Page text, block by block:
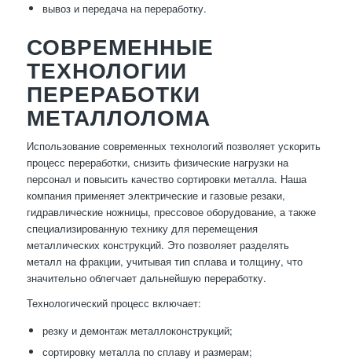
вывоз и передача на переработку.
СОВРЕМЕННЫЕ
ТЕХНОЛОГИИ
ПЕРЕРАБОТКИ
МЕТАЛЛОЛОМА
Использование современных технологий позволяет ускорить
процесс переработки, снизить физические нагрузки на
персонал и повысить качество сортировки металла. Наша
компания применяет электрические и газовые резаки,
гидравлические ножницы, прессовое оборудование, а также
специализированную технику для перемещения
металлических конструкций. Это позволяет разделять
металл на фракции, учитывая тип сплава и толщину, что
значительно облегчает дальнейшую переработку.
Технологический процесс включает:
резку и демонтаж металлоконструкций;
сортировку металла по сплаву и размерам;